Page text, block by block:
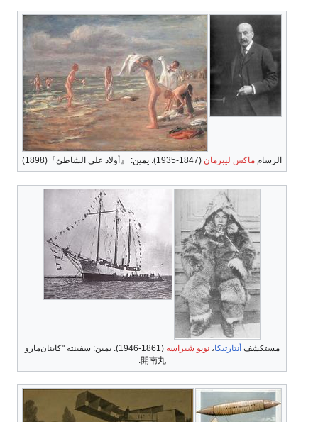
الرسام ماكس ليبرمان (1847-1935). يمين: 『أولاد على الشاطئ』(1898)
مستكشفأنتارتيكا،نوبو شيراسه
(1861-1946). يمين: سفينته "كاينان‌مارو
開南丸.